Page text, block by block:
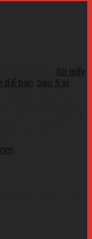
túi giấy
để bàn bao lì xì